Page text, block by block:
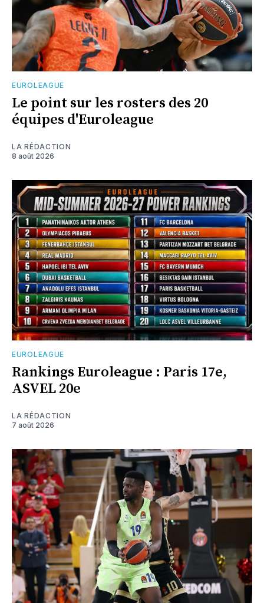
EUROLEAGUE
Le point sur les rosters des 20
équipes d'Euroleague
LA RÉDACTION
8 août 2026
EUROLEAGUE
Rankings Euroleague : Paris 17e,
ASVEL 20e
LA RÉDACTION
7 août 2026